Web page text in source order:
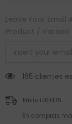
165 clientes
Envío GRATIS
En compras